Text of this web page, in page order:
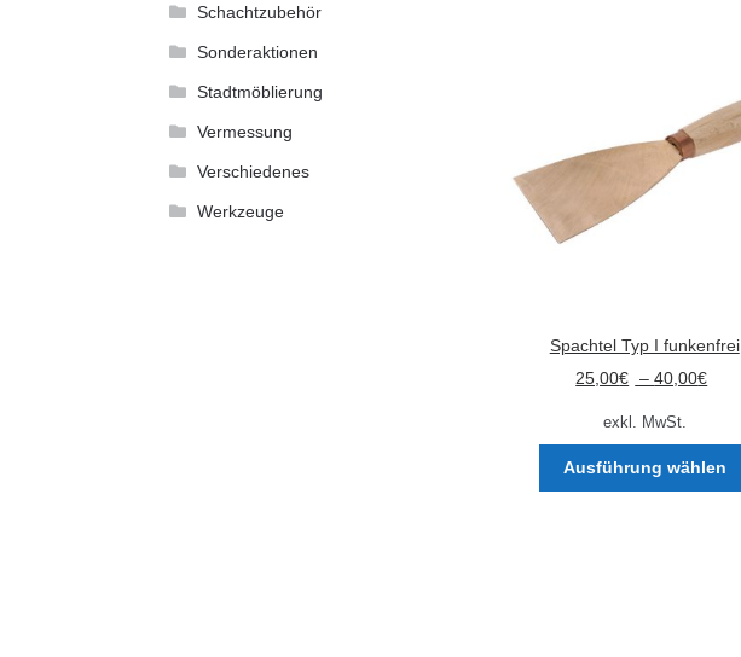
Spachtel Typ I funkenfrei
25,00€ –40,00€
exkl. MwSt.
Ausführung wählen
Schachtzubehör
Sonderaktionen
Stadtmöblierung
Vermessung
Verschiedenes
Werkzeuge